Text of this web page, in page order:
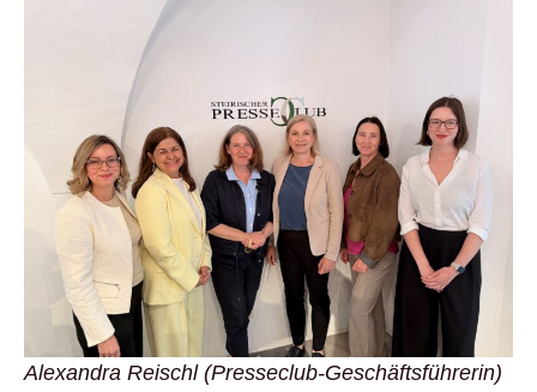
Alexandra Reischl (Presseclub-Geschäftsführerin)